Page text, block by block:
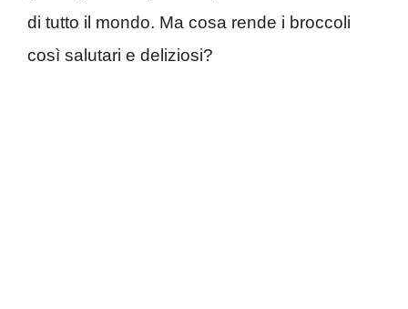
di tutto il mondo. Ma cosa rende i broccoli
così salutari e deliziosi?